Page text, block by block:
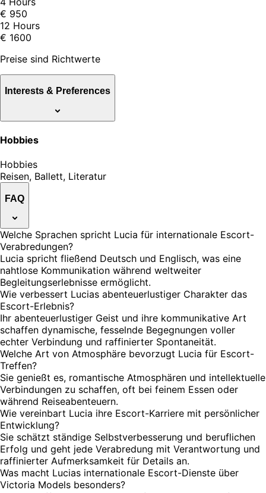
€ 950
12 Hours
€ 1600
Preise sind Richtwerte
Interests & Preferences
Hobbies
Hobbies
Reisen, Ballett, Literatur
FAQ
Welche Sprachen spricht Lucia für internationale Escort-
Verabredungen?
Lucia spricht fließend Deutsch und Englisch, was eine
nahtlose Kommunikation während weltweiter
Begleitungserlebnisse ermöglicht.
Wie verbessert Lucias abenteuerlustiger Charakter das
Escort-Erlebnis?
Ihr abenteuerlustiger Geist und ihre kommunikative Art
schaffen dynamische, fesselnde Begegnungen voller
echter Verbindung und raffinierter Spontaneität.
Welche Art von Atmosphäre bevorzugt Lucia für Escort-
Treffen?
Sie genießt es, romantische Atmosphären und intellektuelle
Verbindungen zu schaffen, oft bei feinem Essen oder
während Reiseabenteuern.
Wie vereinbart Lucia ihre Escort-Karriere mit persönlicher
Entwicklung?
Sie schätzt ständige Selbstverbesserung und beruflichen
Erfolg und geht jede Verabredung mit Verantwortung und
raffinierter Aufmerksamkeit für Details an.
Was macht Lucias internationale Escort-Dienste über
Victoria Models besonders?